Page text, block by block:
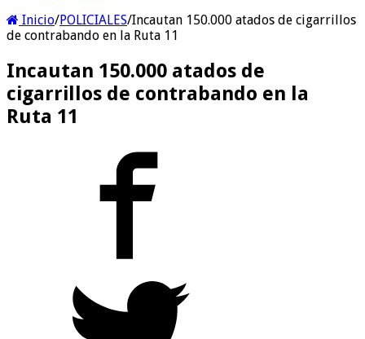
Inicio/POLICIALES/Incautan 150.000 atados de cigarrillos
de contrabando en la Ruta 11
Incautan 150.000 atados de
cigarrillos de contrabando en la
Ruta 11